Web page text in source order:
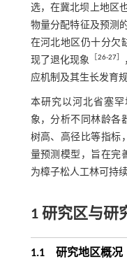
选，在冀北坝上地区
物量分配特征及预测
在河北地区仍十分欠
现了退化现象
26-27］
应机制及其生长发育
本研究以河北省塞
象，分析不同林龄各
树高、高径比等指标
量预测模型，旨在完
为樟子松人工林可持
1 研究区与研
1.1 研究地区概况